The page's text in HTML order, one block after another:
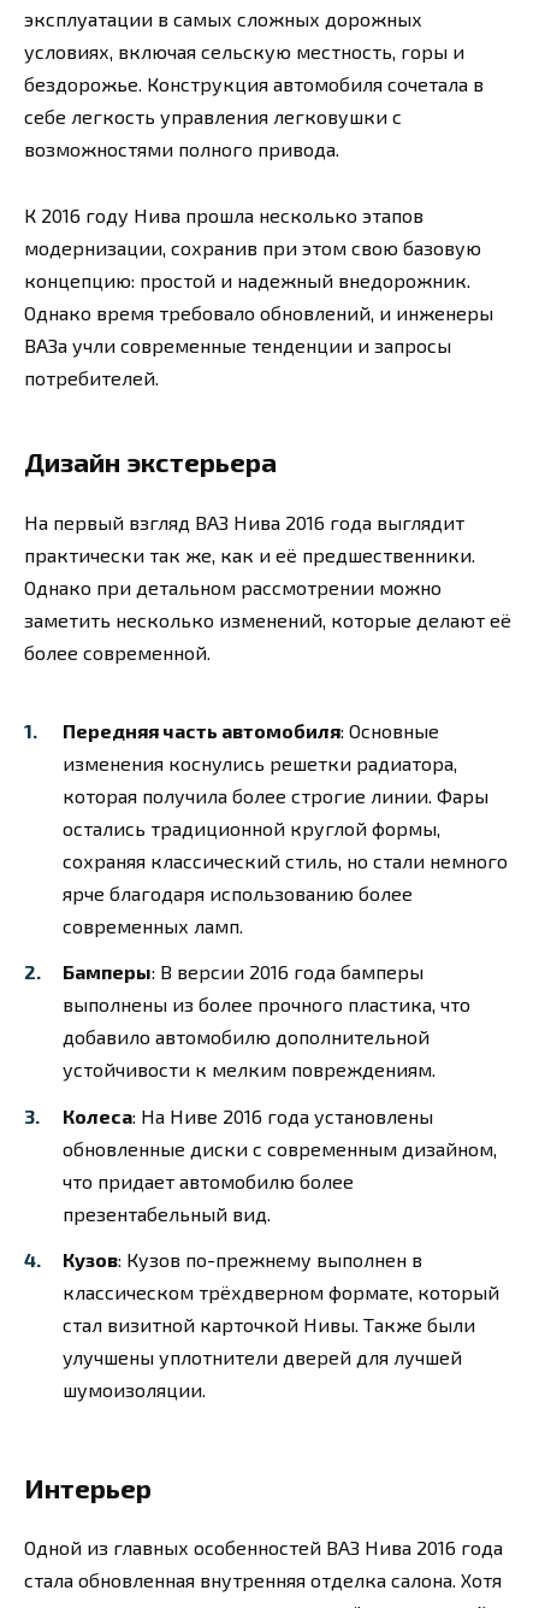
эксплуатации в самых сложных дорожных
условиях, включая сельскую местность, горы и
бездорожье. Конструкция автомобиля сочетала в
себе легкость управления легковушки с
возможностями полного привода.
К 2016 году Нива прошла несколько этапов
модернизации, сохранив при этом свою базовую
концепцию: простой и надежный внедорожник.
Однако время требовало обновлений, и инженеры
ВАЗа учли современные тенденции и запросы
потребителей.
Дизайн экстерьера
На первый взгляд ВАЗ Нива 2016 года выглядит
практически так же, как и её предшественники.
Однако при детальном рассмотрении можно
заметить несколько изменений, которые делают её
более современной.
Передняя часть автомобиля: Основные
изменения коснулись решетки радиатора,
которая получила более строгие линии. Фары
остались традиционной круглой формы,
сохраняя классический стиль, но стали немного
ярче благодаря использованию более
современных ламп.
Бамперы: В версии 2016 года бамперы
выполнены из более прочного пластика, что
добавило автомобилю дополнительной
устойчивости к мелким повреждениям.
Колеса: На Ниве 2016 года установлены
обновленные диски с современным дизайном,
что придает автомобилю более
презентабельный вид.
Кузов: Кузов по-прежнему выполнен в
классическом трёхдверном формате, который
стал визитной карточкой Нивы. Также были
улучшены уплотнители дверей для лучшей
шумоизоляции.
Интерьер
Одной из главных особенностей ВАЗ Нива 2016 года
стала обновленная внутренняя отделка салона. Хотя